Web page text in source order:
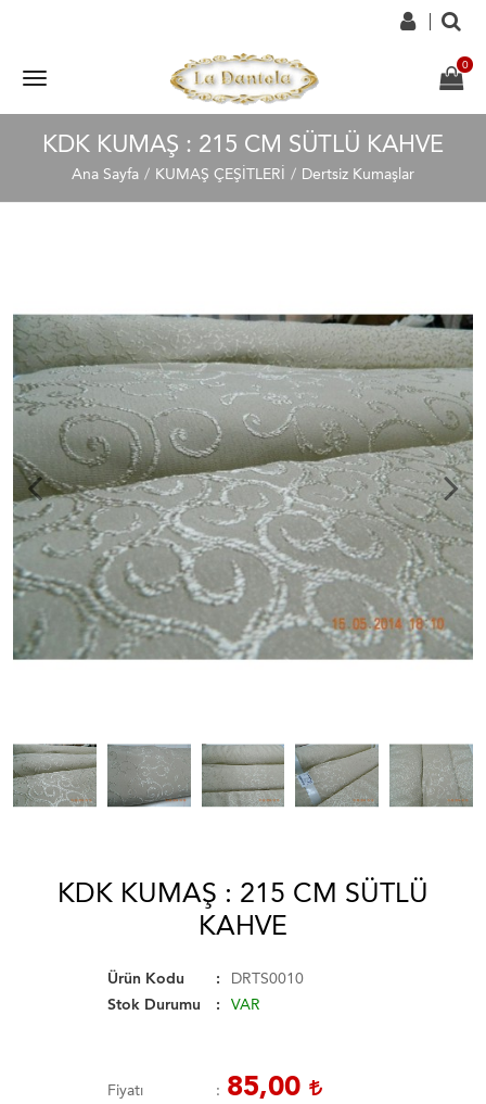
KDK KUMAŞ : 215 CM SÜTLÜ KAHVE
Ana Sayfa KUMAŞ ÇEŞİTLERİ Dertsiz Kumaşlar
KDK KUMAŞ : 215 CM SÜTLÜ
KAHVE
Ürün Kodu
DRTS0010
Stok Durumu
VAR
Fiyatı 85,00